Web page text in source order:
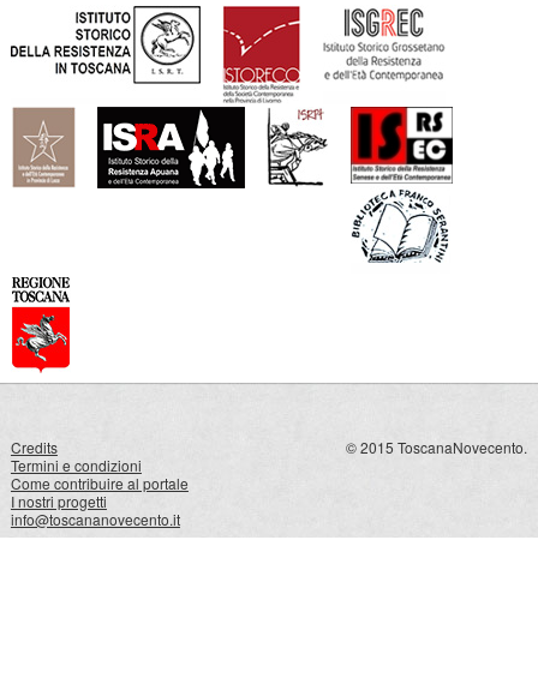
Credits
Termini e condizioni
Come contribuire al portale
I nostri progetti
info@toscananovecento.it
© 2015 ToscanaNovecento.